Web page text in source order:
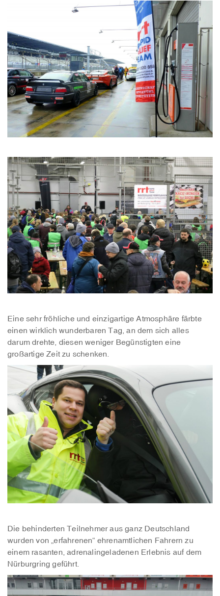
Eine sehr fröhliche und einzigartige Atmosphäre färbte
einen wirklich wunderbaren Tag, an dem sich alles
darum drehte, diesen weniger Begünstigten eine
großartige Zeit zu schenken.
Die behinderten Teilnehmer aus ganz Deutschland
wurden von „erfahrenen“ ehrenamtlichen Fahrern zu
einem rasanten, adrenalingeladenen Erlebnis auf dem
Nürburgring geführt.